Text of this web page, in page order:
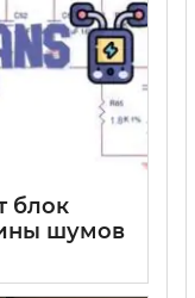
блок
шумов